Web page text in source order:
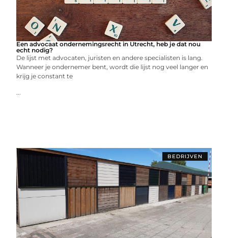
Een advocaat ondernemingsrecht in Utrecht, heb je dat nou
echt nodig?
De lijst met advocaten, juristen en andere specialisten is lang.
Wanneer je ondernemer bent, wordt die lijst nog veel langer en
krijg je constant te
...
BEDRIJVEN